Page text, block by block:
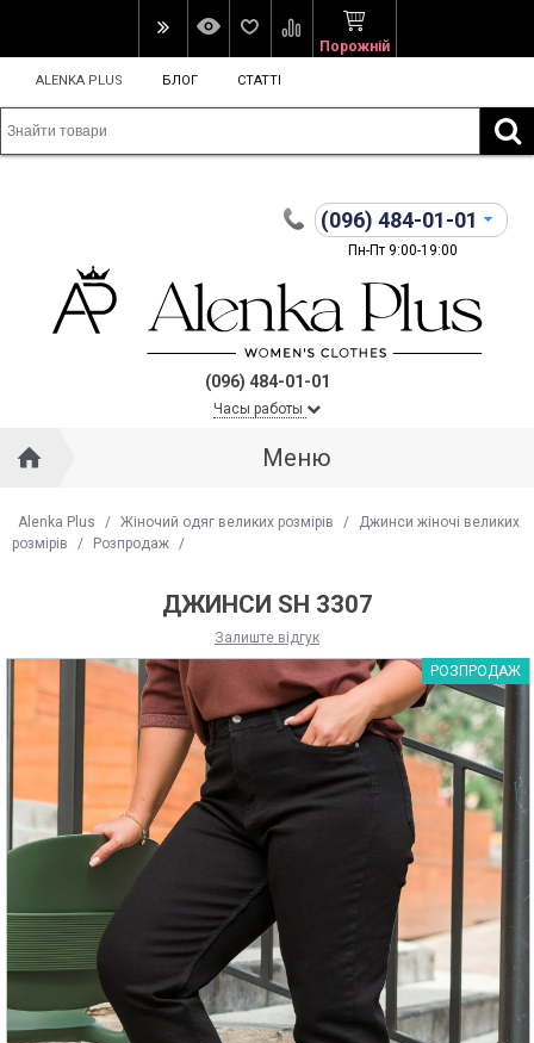
Порожній
ALENKA PLUS БЛОГ СТАТТІ
(096) 484-01-01
Пн-Пт 9:00-19:00
(096) 484-01-01
Часы работы
Меню
Alenka Plus / Жіночий одяг великих розмірів /
Джинси жіночі великих
розмірів
/ Розпродаж /
ДЖИНСИ SH 3307
Залиште відгук
РОЗПРОДАЖ